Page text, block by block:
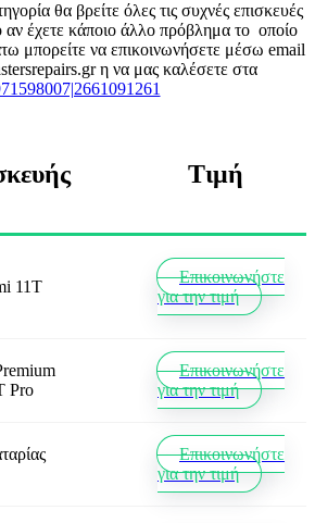
θα βρείτε όλες τις συχνές επισκευές
έχετε κάποιο άλλο πρόβλημα το οποίο
μπορείτε να επικοινωνήσετε μέσω email
η να μας καλέσετε στα
Τιμή
11T
Επικοινωνήστε
για την τιμή
Pro
Επικοινωνήστε
για την τιμή
Επικοινωνήστε
για την τιμή